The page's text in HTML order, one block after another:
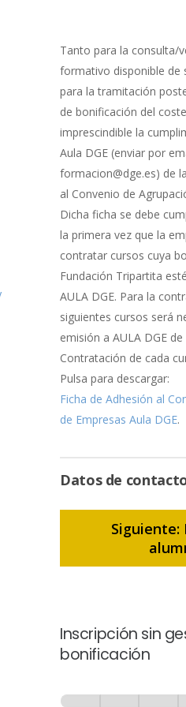
de
Bonificación
Tanto para la consulta/
formativo disponible de
para la tramitación
de bonificación del
imprescindible la
Aula DGE (enviar por
formacion@dge.es) de
al Convenio de
Dicha ficha se debe
la primera vez que la
contratar cursos cuya
Fundación Tripartita
AULA DGE. Para la
siguientes cursos será
emisión a AULA DGE
Contratación de cada
Pulsa para descargar:
Ficha de Adhesión al
de Empresas Aula DGE.
Datos de
Siguiente:
Inscripción sin
bonificación